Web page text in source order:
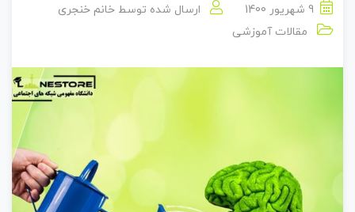
9 شهریور 1400 ارسال شده توسط خانم خنجری
مقالات آموزشی